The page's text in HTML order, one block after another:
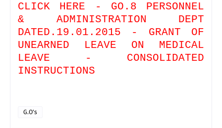
CLICK HERE - GO.8 PERSONNEL
& ADMINISTRATION DEPT
DATED.19.01.2015 - GRANT OF
UNEARNED LEAVE ON MEDICAL
LEAVE - CONSOLIDATED
INSTRUCTIONS
G.O's